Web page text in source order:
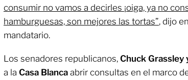
consumir no vamos a decirles ¡oiga, ya no
hamburguesas, son mejores las tortas”, dijo
mandatario.
Los senadores republicanos, Chuck Grassley
a la Casa Blanca abrir consultas en el marco